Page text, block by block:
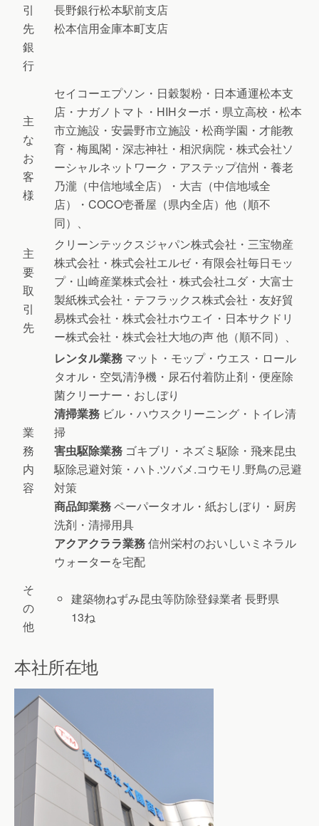
引
先
銀
行
長野銀行松本駅前支店
松本信用金庫本町支店
主
な
お
客
様
セイコーエプソン・日穀製粉・日本通運松本支
店・ナガノトマト・HIHターボ・県立高校・松本
市立施設・安曇野市立施設・松商学園・才能教
育・梅風閣・深志神社・相沢病院・株式会社ソ
ーシャルネットワーク・アステップ信州・養老
乃瀧（中信地域全店）・大吉（中信地域全
店）・COCO壱番屋（県内全店）他（順不
同）、
主
要
取
引
先
クリーンテックスジャパン株式会社・三宝物産
株式会社・株式会社エルゼ・有限会社毎日モッ
プ・山崎産業株式会社・株式会社ユダ・大富士
製紙株式会社・テフラックス株式会社・友好貿
易株式会社・株式会社ホウエイ・日本サクドリ
ー株式会社・株式会社大地の声 他（順不同）、
業
務
内
容
レンタル業務 マット・モップ・ウエス・ロール
タオル・空気清浄機・尿石付着防止剤・便座除
菌クリーナー・おしぼり
清掃業務 ビル・ハウスクリーニング・トイレ清
掃
害虫駆除業務 ゴキブリ・ネズミ駆除・飛来昆虫
駆除忌避対策・ハト.ツバメ.コウモリ.野鳥の忌避
対策
商品卸業務ペーパータオル・紙おしぼり・厨房
洗剤・清掃用具
アクアクララ業務信州栄村のおいしいミネラル
ウォーターを宅配
そ
の
他
建築物ねずみ昆虫等防除登録業者 長野県
13ね
本社所在地